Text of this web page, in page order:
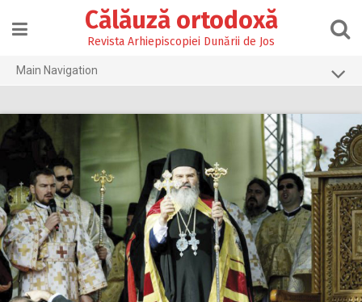
content
Călăuză ortodoxă
Revista Arhiepiscopiei Dunării de Jos
Main Navigation
2026
2024
2023
2022
2021